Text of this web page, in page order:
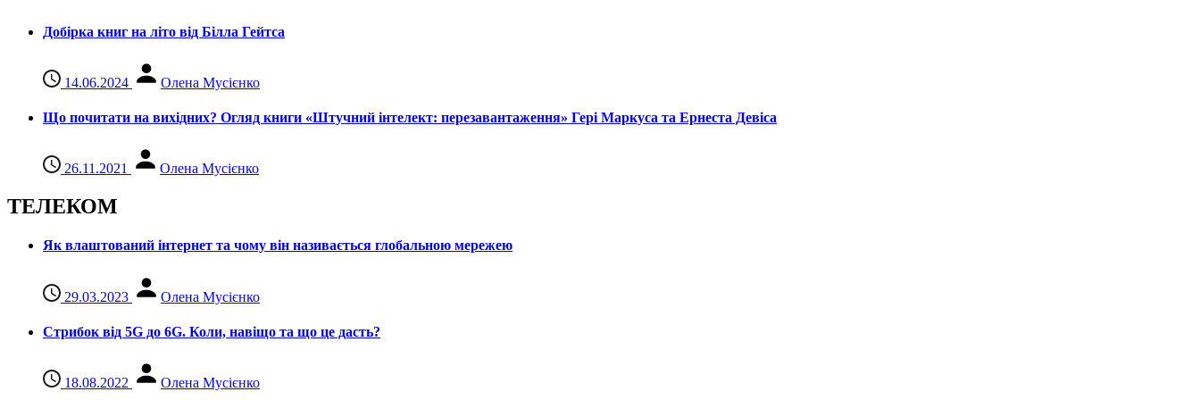
Добірка книг на літо від Білла Гейтса
14.06.2024 Олена Мусієнко
Що почитати на вихідних? Огляд книги «Штучний інтелект: перезавантаження» Гері Маркуса та Ернеста Девіса
26.11.2021 Олена Мусієнко
ТЕЛЕКОМ
Як влаштований інтернет та чому він називається глобальною мережею
29.03.2023 Олена Мусієнко
Стрибок від 5G до 6G. Коли, навіщо та що це даcть?
18.08.2022 Олена Мусієнко